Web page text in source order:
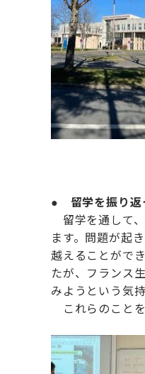
● 留学を振り
留学を通して
ます。問題が起
越えることがで
たが、フランス
みようという気
これらのこと